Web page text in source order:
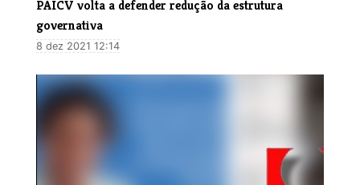
​PAICV volta a defender redução da estrutura
governativa
8 dez 2021 12:14